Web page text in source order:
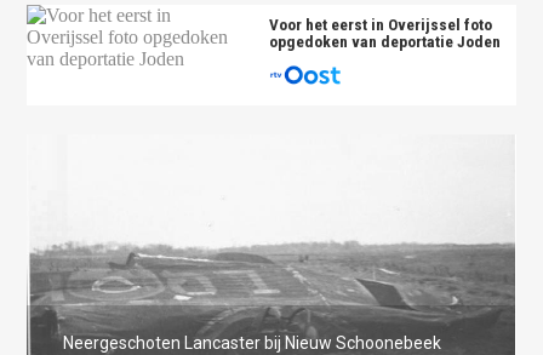
Voor het eerst in Overijssel foto
opgedoken van deportatie Joden
Neergeschoten Lancaster bij Nieuw Schoonebeek